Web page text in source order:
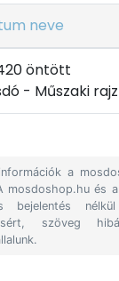
neve
öntött
- Műszaki rajz
a
mosdoshop.hu és
bejelentés
szöveg